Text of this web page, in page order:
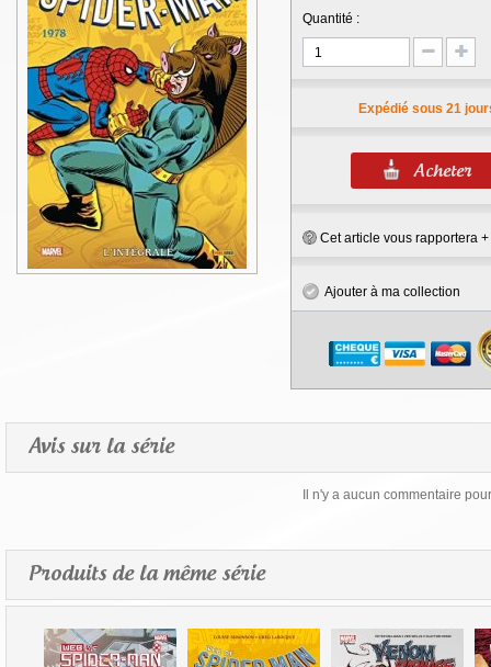
Quantité :
Expédié sous 21
Cet article vous rapportera +
Ajouter à ma collection
Avis sur la série
Il n'y a aucun commentaire
Produits de la même série